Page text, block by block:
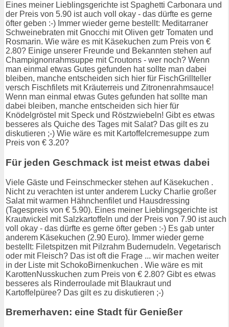
Eines meiner Lieblingsgerichte ist Spaghetti Carbonara und
der Preis von 5.90 ist auch voll okay - das dürfte es gerne
öfter geben :-) Immer wieder gerne bestellt: Meditarraner
Schweinebraten mit Gnocchi mit Oliven getr Tomaten und
Rosmarin. Wie wäre es mit Käsekuchen zum Preis von €
2.80? Einige unserer Freunde und Bekannten stehen auf
Champignonrahmsuppe mit Croutons - wer noch? Wenn
man einmal etwas Gutes gefunden hat sollte man dabei
bleiben, manche entscheiden sich hier für FischGrillteller
versch Fischfilets mit Kräuterreis und Zitronenrahmsauce!
Wenn man einmal etwas Gutes gefunden hat sollte man
dabei bleiben, manche entscheiden sich hier für
Knödelgröstel mit Speck und Röstzwiebeln! Gibt es etwas
besseres als Quiche des Tages mit Salat? Das gilt es zu
diskutieren ;-) Wie wäre es mit Kartoffelcremesuppe zum
Preis von € 3.20?
Für jeden Geschmack ist meist etwas dabei
Viele Gäste und Feinschmecker stehen auf Käsekuchen .
Nicht zu verachten ist unter anderem Lucky Charlie großer
Salat mit warmen Hähnchenfilet und Hausdressing
(Tagespreis von € 5.90). Eines meiner Lieblingsgerichte ist
Krautwickel mit Salzkartoffeln und der Preis von 7.90 ist auch
voll okay - das dürfte es gerne öfter geben :-) Es gab unter
anderem Käsekuchen (2.90 Euro). Immer wieder gerne
bestellt: Filetspitzen mit Pilzrahm Budernudeln. Vegetarisch
oder mit Fleisch? Das ist oft die Frage ... wir machen weiter
in der Liste mit SchokoBirnenkuchen . Wie wäre es mit
KarottenNusskuchen zum Preis von € 2.80? Gibt es etwas
besseres als Rinderroulade mit Blaukraut und
Kartoffelpüree? Das gilt es zu diskutieren ;-)
Bremerhaven: eine Stadt für Genießer